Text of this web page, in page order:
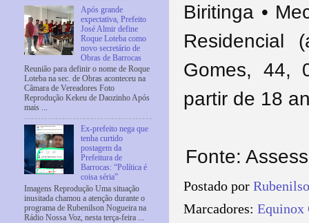
Biritinga •
Gomes, 44,
partir de 18
Fonte:
Postado por
Marcadores: Equinox
Após grande
expectativa, Prefeito
José Almir define
Roque Loteba como
novo secretário de
Obras de Barrocas
Reunião para definir o nome de Roque
Loteba na sec. de Obras aconteceu na
Câmara de Vereadores Foto
Reprodução Kekeu de Daozinho Após
mais ...
Ex-prefeito nega que
tenha curtido
postagem da
Prefeitura de
Barrocas: “Política é
coisa séria”
Imagens Reprodução Uma situação
inusitada chamou a atenção durante o
programa de Rubenilson Nogueira na
Rádio Nossa Voz, nesta terça-feira ...